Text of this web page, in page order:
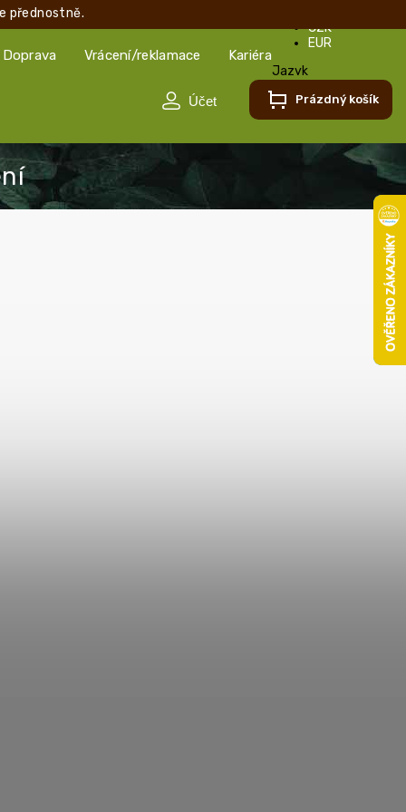
přednostně.
Doprava Vrácení/reklamace Kariéra
CZK
EUR
Jazyk
Čeština
Prázdný košík